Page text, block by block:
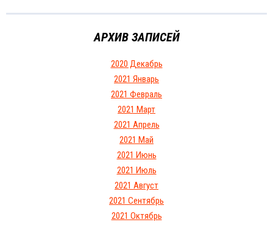
АРХИВ ЗАПИСЕЙ
2020 Декабрь
2021 Январь
2021 Февраль
2021 Март
2021 Апрель
2021 Май
2021 Июнь
2021 Июль
2021 Август
2021 Сентябрь
2021 Октябрь